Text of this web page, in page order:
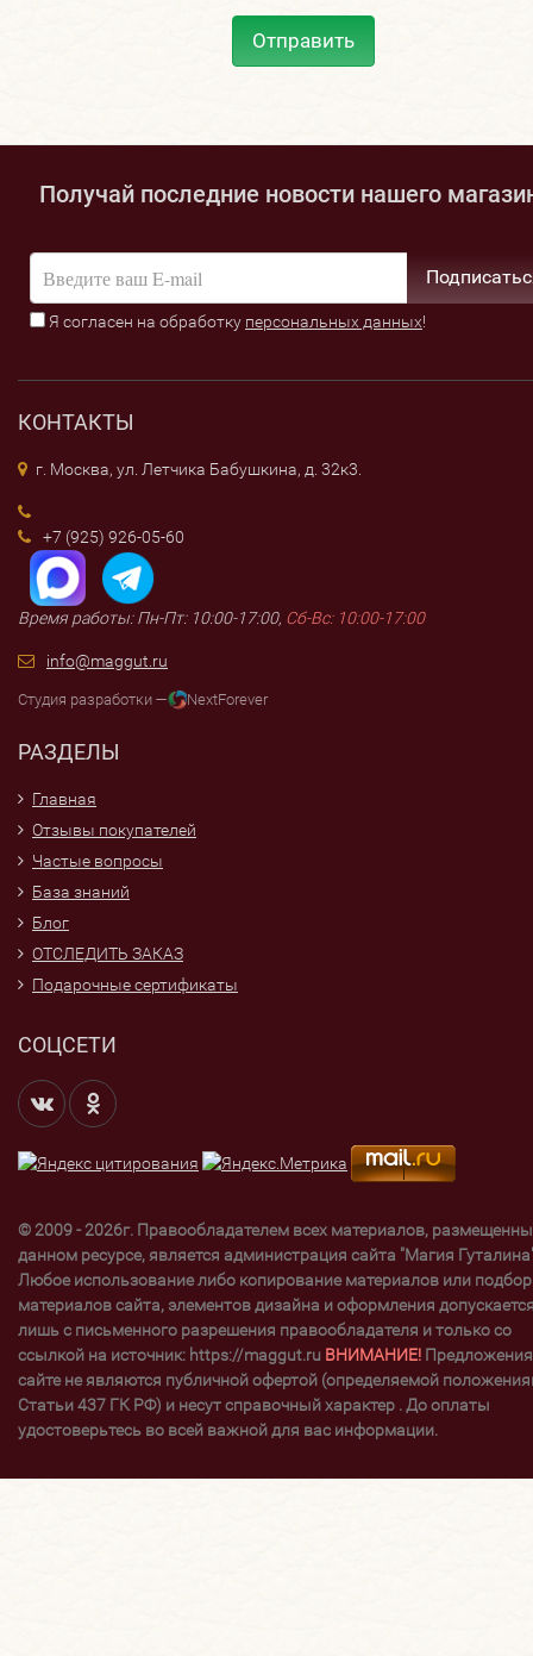
Получай последние новости нашего
Я согласен на обработку персональных данных!
КОНТАКТЫ
г. Москва, ул. Летчика Бабушкина, д. 32к3.
+7 (925) 926-05-60
Время работы: Пн-Пт: 10:00-17:00, Сб-Вс: 10:00-17:00
info@maggut.ru
Студия разработки — NextForever
РАЗДЕЛЫ
Главная
Отзывы покупателей
Частые вопросы
База знаний
Блог
ОТСЛЕДИТЬ ЗАКАЗ
Подарочные сертификаты
СОЦСЕТИ
© 2009 - 2026г. Правообладателем всех материалов,
данном ресурсе, является администрация сайта "Магия
Любое использование либо копирование материалов или
материалов сайта, элементов дизайна и оформления
лишь с письменного разрешения правообладателя и только со
ссылкой на источник: https://maggut.ru ВНИМАНИЕ!
сайте не являются публичной офертой (определяемой
Статьи 437 ГК РФ) и несут справочный характер . До оплаты
удостоверьтесь во всей важной для вас информации.